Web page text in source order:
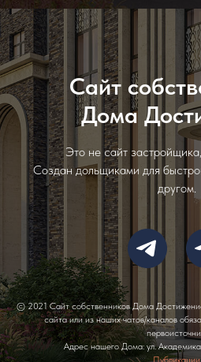
Сайт
Дома
Это не сайт
Создан дольщиками для
другом.
© 2021 Сайт собственников Дома
сайта или из наших чатов/каналов
Адрес нашего Дома: ул.
Публикации